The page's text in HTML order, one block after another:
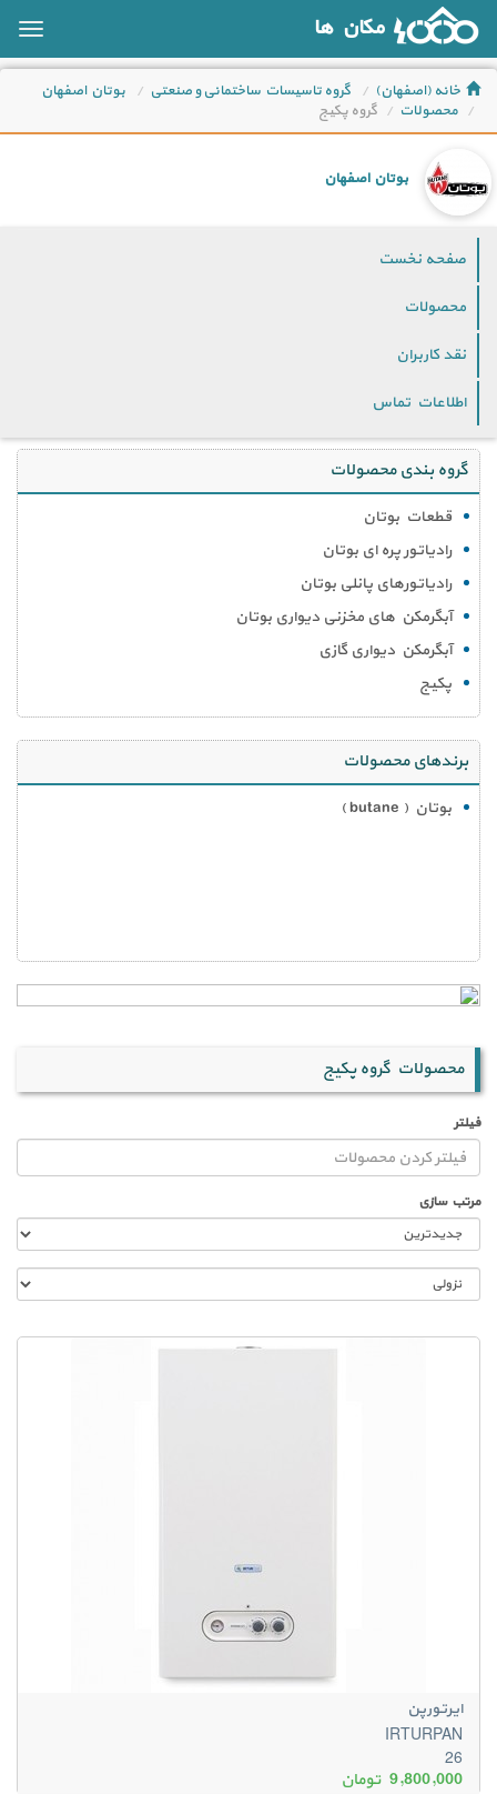
مکان ها
خانه (اصفهان) گروه تاسیسات ساختمانی و صنعتی
بوتان اصفهان
محصولات
گروه پکیج
بوتان اصفهان
صفحه نخست
محصولات
نقد کاربران
اطلاعات تماس
گروه بندی محصولات
قطعات بوتان
رادیاتور پره ای بوتان
رادیاتورهای پانلی بوتان
آبگرمکن های مخزنی دیواری بوتان
آبگرمکن دیواری گازی
پکیج
برندهای محصولات
بوتان ( butane )
محصولات گروه پکیج
فیلتر
مرتب سازی
ایرتورپن
IRTURPAN
26
9,800,000 تومان